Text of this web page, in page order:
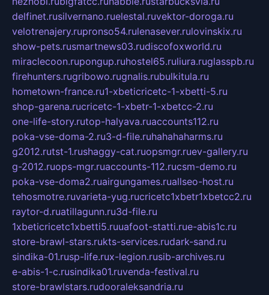
delfinet.rusilvernano.ruelestal.ruvektor-doroga.ru
velotrenajery.rupronso54.rulenasever.rulovinskix.ru
show-pets.rusmartnews03.rudiscofoxworld.ru
miraclecoon.rupongup.ruhostel65.ruliura.ruglasspb.ru
firehunters.rugribowo.rugnalis.rubulkitula.ru
hometown-france.ru1-xbeticricetc-1-xbetti-5.ru
shop-garena.rucricetc-1-xbetr-1-xbetcc-2.ru
one-life-story.rutop-halyava.ruaccounts112.ru
poka-vse-doma-2.ru3-d-file.ruhahahaharms.ru
g2012.rutst-1.rushaggy-cat.ruopsmgr.ruev-gallery.ru
g-2012.ruops-mgr.ruaccounts-112.rucsm-demo.ru
poka-vse-doma2.ruairgungames.ruallseo-host.ru
tehosmotre.ruvarieta-yug.rucricetc1xbetr1xbetcc2.ru
raytor-d.ruatillagunn.ru3d-file.ru
1xbeticricetc1xbetti5.ruuafoot-statti.rue-abis1c.ru
store-brawl-stars.rukts-services.rudark-sand.ru
sindika-01.rusp-life.rux-legion.rusib-archives.ru
e-abis-1-c.rusindika01.ruvenda-festival.ru
store-brawlstars.rudooraleksandria.ru